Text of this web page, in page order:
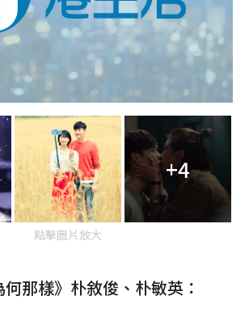
+4
點擊圖片放大
何那樣》朴敘俊、朴敏英：